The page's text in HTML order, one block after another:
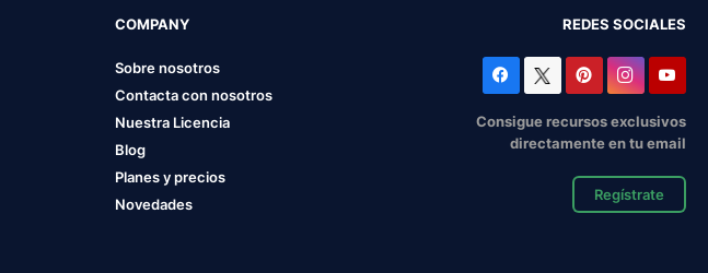
COMPANY
Sobre nosotros
Contacta con nosotros
Nuestra Licencia
Blog
Planes y precios
Novedades
REDES SOCIALES
Consigue recursos exclusivos
directamente en tu email
Regístrate